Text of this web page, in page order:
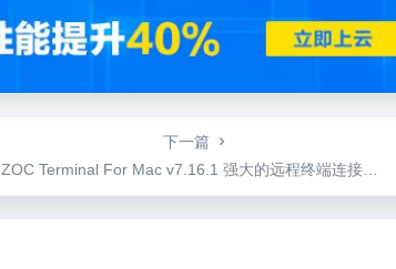
下一篇
ZOC Terminal For Mac v7.16.1 强大的远程终端连接工具